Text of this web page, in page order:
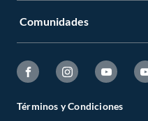
Comunidades
Términos y Condiciones